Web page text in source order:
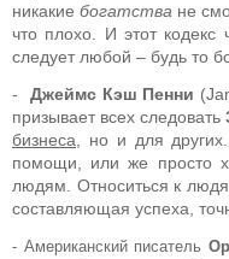
никакиебогатства не
что плохо. И этот
следует любой – будь то
- Джеймс Кэш Пенни
призывает всех следовать
бизнеса , но и для
помощи, или же просто
людям. Относиться к
составляющая успеха,
- Американский писатель